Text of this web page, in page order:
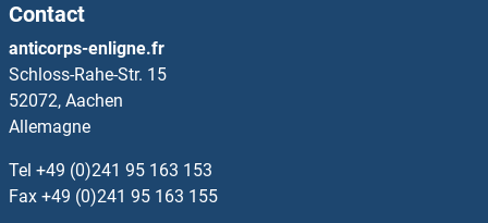
OR2L2 Anticorps
OR2L3 Anticorps
OR2L5 Anticorps
OR2L8 Anticorps
Contact
anticorps-enligne.fr
Schloss-Rahe-Str. 15
52072, Aachen
Allemagne
Tel +49 (0)241 95 163 153
Fax +49 (0)241 95 163 155